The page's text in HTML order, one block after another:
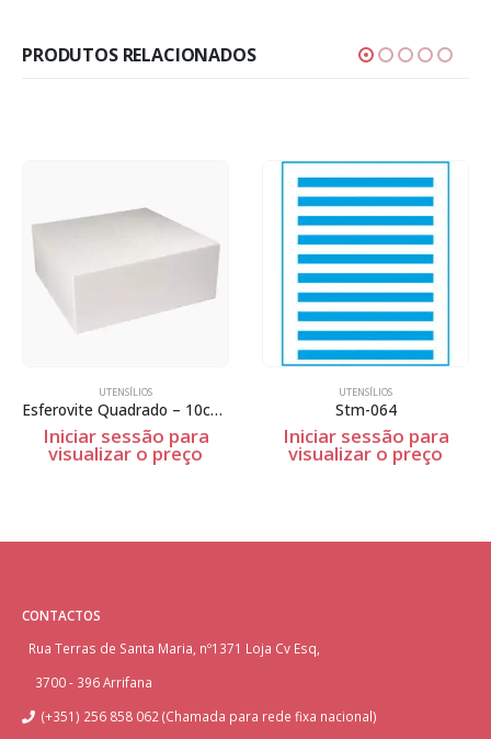
PRODUTOS RELACIONADOS
UTENSÍLIOS
Esferovite Quadrado – 10cm Espessura
Iniciar sessão para
visualizar o preço
UTENSÍLIOS
Stm-064
Iniciar sessão para
visualizar o preço
CONTACTOS
Rua Terras de Santa Maria, nº1371 Loja Cv Esq,
3700 - 396 Arrifana
(+351) 256 858 062 (Chamada para rede fixa nacional)